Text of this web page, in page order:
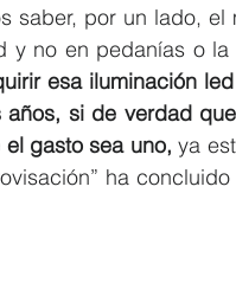
saber, por un lado, el
esa iluminación
si de verdad
gasto sea uno, ya
ha